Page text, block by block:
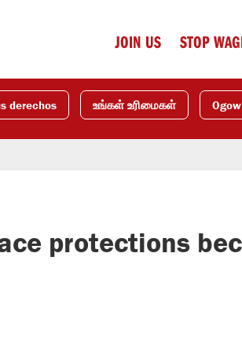
JOIN US STOP
derechos உங்கள் உரிமைகள்
protections